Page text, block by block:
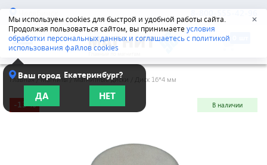
Мы используем cookies для быстрой и удобной работы сайта.
Продолжая пользоваться сайтом, вы принимаетеусловия
обработки персональных данных и соглашаетесь с политикой
использования файлов cookies
✕
Челябинск 8-800-555-42-96
Ваш город Екатеринбург?
ДА НЕТ
Главная /Магниты/Магнитные диски Диск 16*4 мм
-13 % В наличии